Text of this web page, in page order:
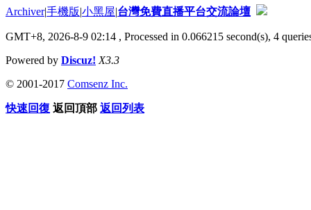
Archiver|手機版|小黑屋|台灣免費直播平台交流論壇
GMT+8, 2026-8-9 02:14 , Processed in 0.066215 second(s), 4
Powered by Discuz! X3.3
© 2001-2017 Comsenz Inc.
快速回復 返回頂部 返回列表